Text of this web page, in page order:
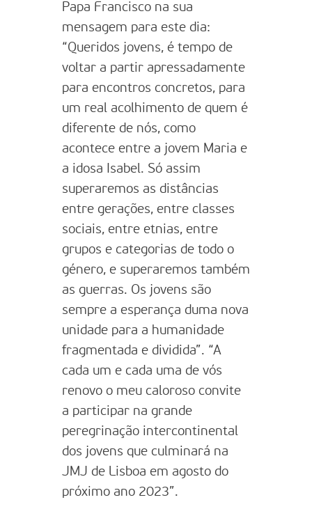
Papa Francisco na sua
mensagem para este dia:
“Queridos jovens, é tempo de
voltar a partir apressadamente
para encontros concretos, para
um real acolhimento de quem é
diferente de nós, como
acontece entre a jovem Maria e
a idosa Isabel. Só assim
superaremos as distâncias
entre gerações, entre classes
sociais, entre etnias, entre
grupos e categorias de todo o
género, e superaremos também
as guerras. Os jovens são
sempre a esperança duma nova
unidade para a humanidade
fragmentada e dividida”. “A
cada um e cada uma de vós
renovo o meu caloroso convite
a participar na grande
peregrinação intercontinental
dos jovens que culminará na
JMJ de Lisboa em agosto do
próximo ano 2023”.